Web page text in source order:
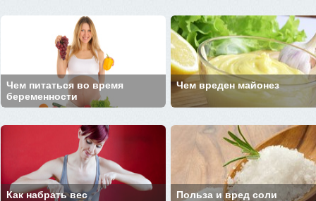
Чем питаться во время
беременности
Чем вреден майонез
Как набрать вес Польза и вред соли